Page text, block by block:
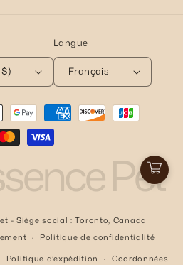
États-Unis (USD $)
Langue
Français
Pet
- Siège social : Toronto, Canada
Politique de confidentialité
Politique d’expédition Coordonnées